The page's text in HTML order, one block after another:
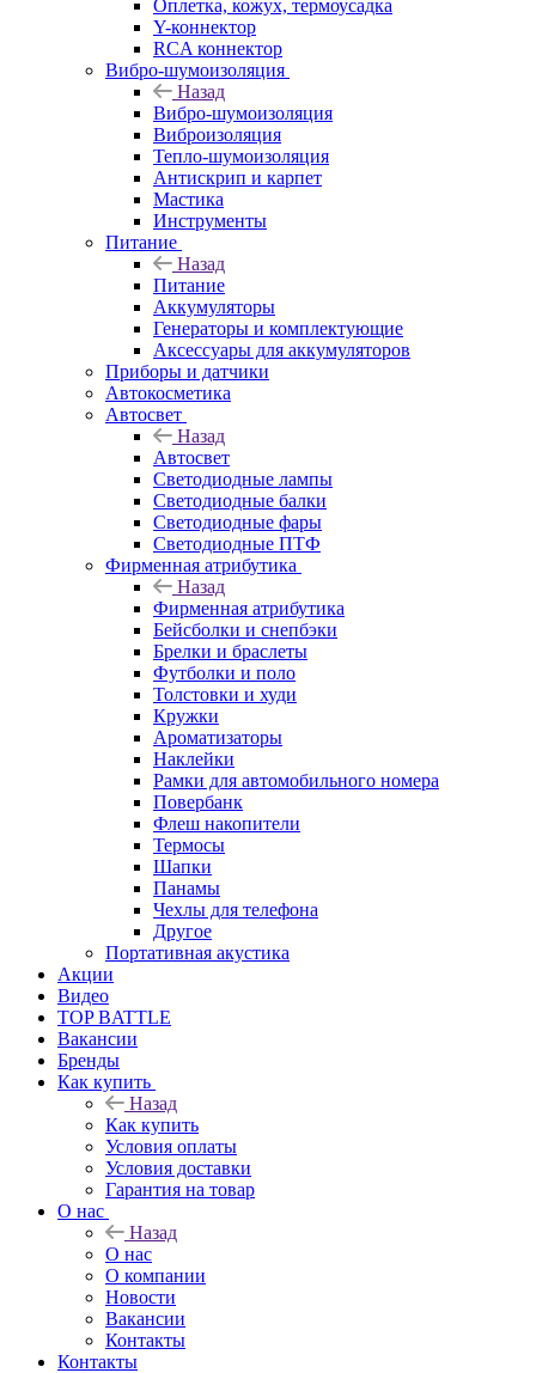
Оплетка, кожух, термоусадка
Y-коннектор
RCA коннектор
Вибро-шумоизоляция
Назад
Вибро-шумоизоляция
Виброизоляция
Тепло-шумоизоляция
Антискрип и карпет
Мастика
Инструменты
Питание
Назад
Питание
Аккумуляторы
Генераторы и комплектующие
Аксессуары для аккумуляторов
Приборы и датчики
Автокосметика
Автосвет
Назад
Автосвет
Светодиодные лампы
Светодиодные балки
Светодиодные фары
Светодиодные ПТФ
Фирменная атрибутика
Назад
Фирменная атрибутика
Бейсболки и снепбэки
Брелки и браслеты
Футболки и поло
Толстовки и худи
Кружки
Ароматизаторы
Наклейки
Рамки для автомобильного номера
Повербанк
Флеш накопители
Термосы
Шапки
Панамы
Чехлы для телефона
Другое
Портативная акустика
Акции
Видео
TOP BATTLE
Вакансии
Бренды
Как купить
Назад
Как купить
Условия оплаты
Условия доставки
Гарантия на товар
О нас
Назад
О нас
О компании
Новости
Вакансии
Контакты
Контакты